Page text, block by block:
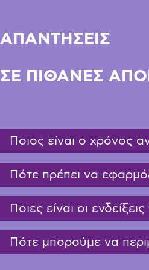
ΑΠΑΝΤΗΣΕΙΣ
ΣΕ ΠΙΘΑΝΕΣ
Ποιος είναι ο χρόνος
Πότε πρέπει να
Ποιες είναι οι
Πότε μπορούμε να